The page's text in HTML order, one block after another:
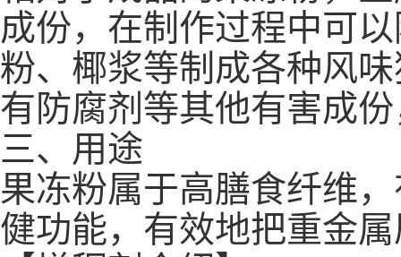
成份，在制作过程中可
粉、椰浆等制成各种风
有防腐剂等其他有害成
三、用途
果冻粉属于高膳食纤维
健功能，有效地把重金